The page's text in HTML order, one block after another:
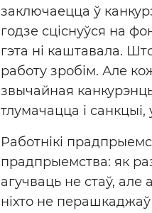
заключаецца ў
годзе сціснуўся на
гэта ні каштавала.
работу зробім. Але
звычайная
тлумачацца і
Работнікі
прадпрыемства: як
агучваць не стаў,
ніхто не